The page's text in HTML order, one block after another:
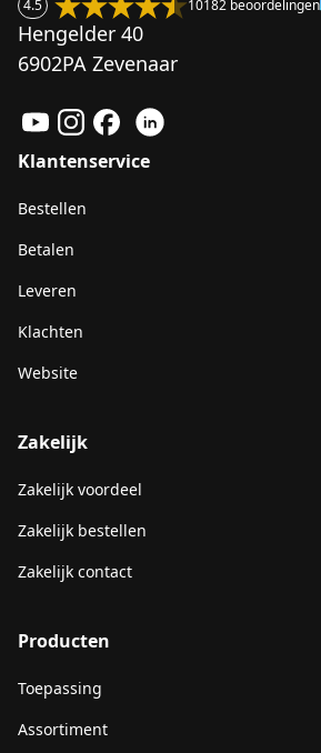
4.5 10182 beoordelingen
Hengelder 40
6902PA Zevenaar
Klantenservice
Bestellen
Betalen
Leveren
Klachten
Website
Zakelijk
Zakelijk voordeel
Zakelijk bestellen
Zakelijk contact
Producten
Toepassing
Assortiment